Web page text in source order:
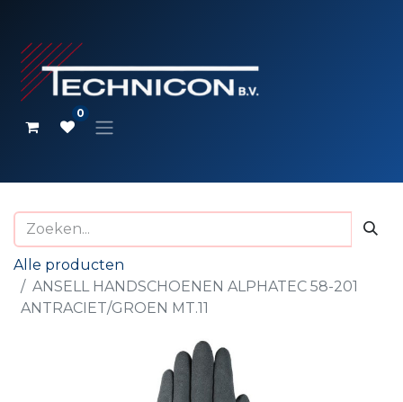
0
Alle producten
ANSELL HANDSCHOENEN ALPHATEC 58-201
ANTRACIET/GROEN MT.11